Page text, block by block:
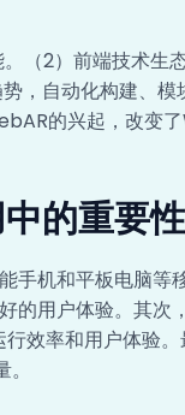
（2）前端技术生
，自动化构建、模
的兴起，改变
的重要性
机和平板电脑等
的用户体验。其次
效率和用户体验